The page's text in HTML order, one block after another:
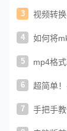
3 视频转
4 如何将
5 mp4格
6 超简单
7 手把手